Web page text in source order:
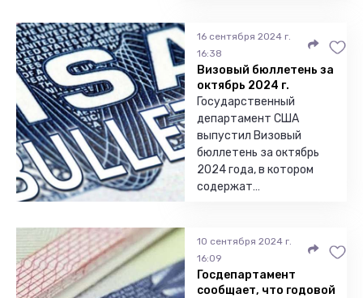
16 сентября 2024 г.
16:38
Визовый бюллетень за
октябрь 2024 г.
Государственный
департамент США
выпустил Визовый
бюллетень за октябрь
2024 года, в котором
содержат…
10 сентября 2024 г.
16:09
Госдепартамент
сообщает, что годовой